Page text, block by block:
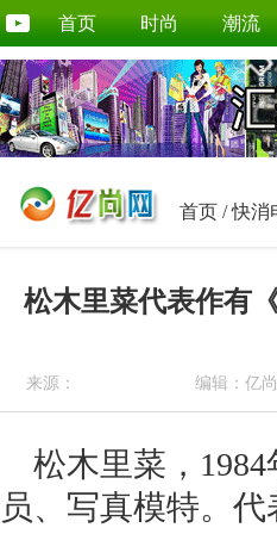
首页 时尚 潮流
首页 /快消
松木里菜代表作有
来源： 编辑：亿
松木里菜，1984
员、写真模特。